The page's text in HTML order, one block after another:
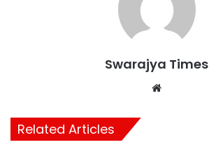
Swarajya Times
Related Articles